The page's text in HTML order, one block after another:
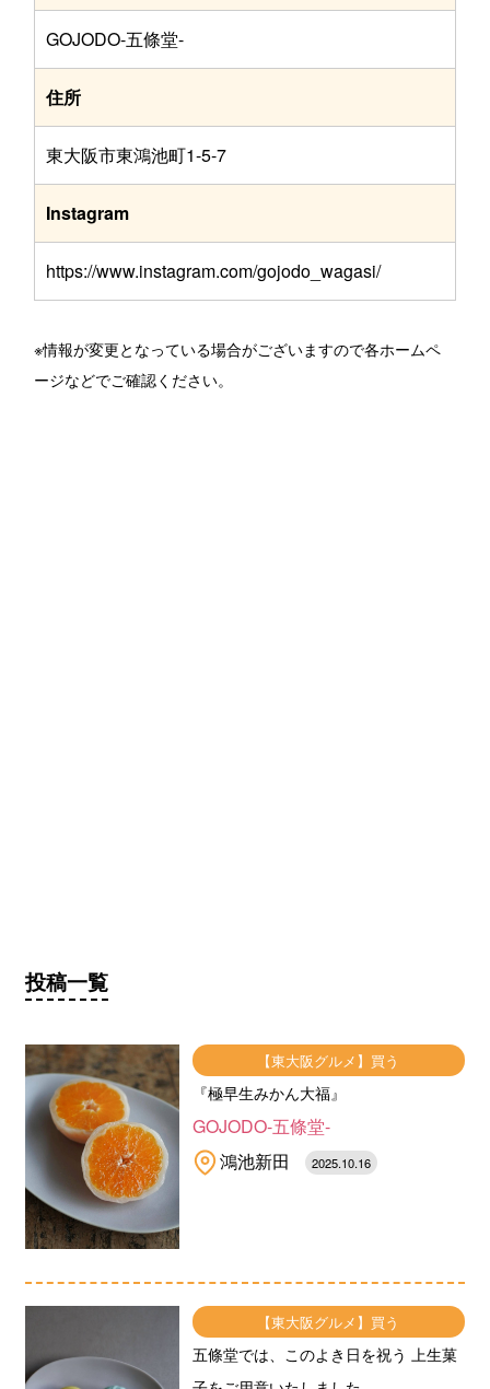
GOJODO-五條堂-
住所
東大阪市東鴻池町1-5-7
Instagram
https://www.instagram.com/gojodo_wagasi/
※情報が変更となっている場合がございますので各ホームペ
ージなどでご確認ください。
投稿一覧
【東大阪グルメ】買う
『極早生みかん大福』
GOJODO-五條堂-
鴻池新田
2025.10.16
【東大阪グルメ】買う
五條堂では、このよき日を祝う 上生菓